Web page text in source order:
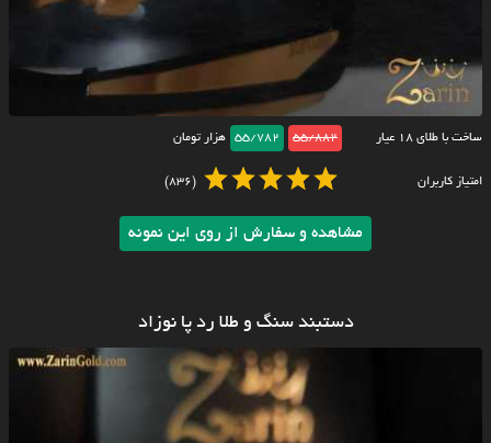
ساخت با طلای ۱۸ عیار 55/882
55/782 هزار تومان
امتیاز کاربران (836)
مشاهده و سفارش از روی این نمونه
دستبند سنگ و طلا رد پا نوزاد